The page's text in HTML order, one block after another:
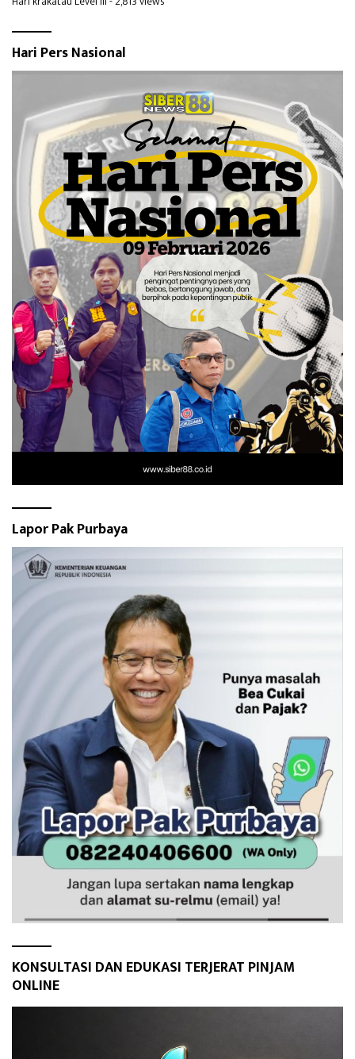
Hari Pers Nasional
Lapor Pak Purbaya
KONSULTASI DAN EDUKASI TERJERAT PINJAM
ONLINE